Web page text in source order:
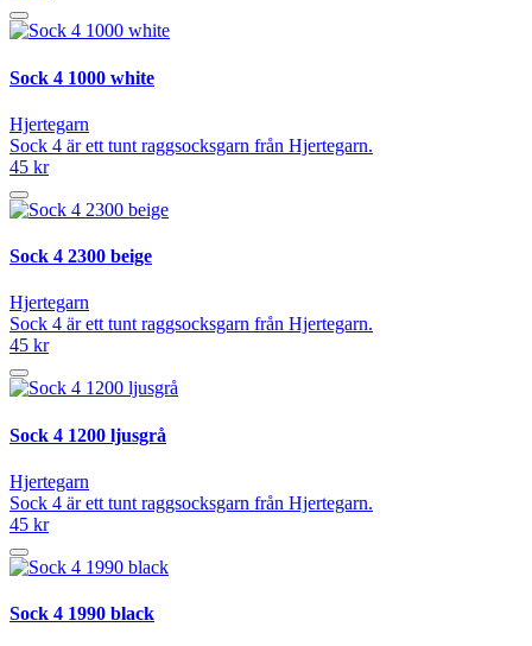
Sock 4 1000 white
Hjertegarn
Sock 4 är ett tunt raggsocksgarn från Hjertegarn.
45 kr
Sock 4 2300 beige
Hjertegarn
Sock 4 är ett tunt raggsocksgarn från Hjertegarn.
45 kr
Sock 4 1200 ljusgrå
Hjertegarn
Sock 4 är ett tunt raggsocksgarn från Hjertegarn.
45 kr
Sock 4 1990 black